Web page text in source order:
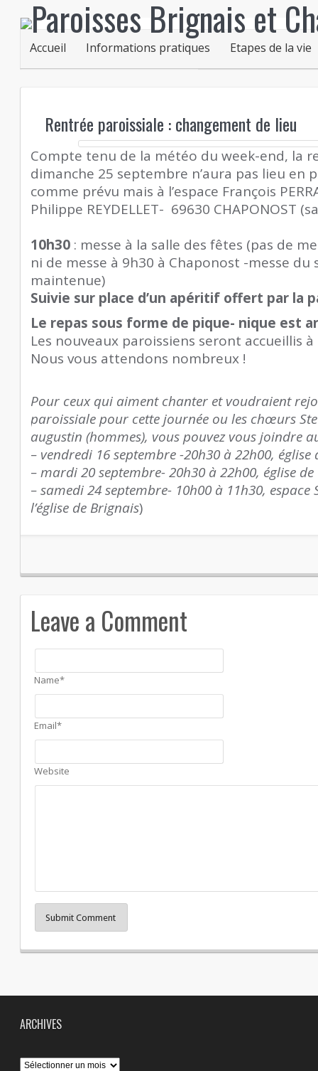
Accueil Informations pratiques Etapes de la vie
Rentrée paroissiale : changement de lieu
Compte tenu de la météo du week-end, la
dimanche 25 septembre n’aura pas lieu en
comme prévu mais à l’espace François
Philippe REYDELLET- 69630 CHAPONOST
10h30 : messe à la salle des fêtes (pas de
ni de messe à 9h30 à Chaponost -messe du
maintenue)
Suivie sur place d’un apéritif offert par la
Le repas sous forme de pique- nique est
Les nouveaux paroissiens seront accueillis
Nous vous attendons nombreux !
Pour ceux qui aiment chanter et voudraient
paroissiale pour cette journée ou les chœurs Ste
augustin (hommes), vous pouvez vous joindre
– vendredi 16 septembre -20h30 à 22h00, église
– mardi 20 septembre- 20h30 à 22h00, église
– samedi 24 septembre- 10h00 à 11h30,
l’église de Brignais)
Leave a Comment
Name*
Email*
Website
Submit Comment
ARCHIVES
Archives